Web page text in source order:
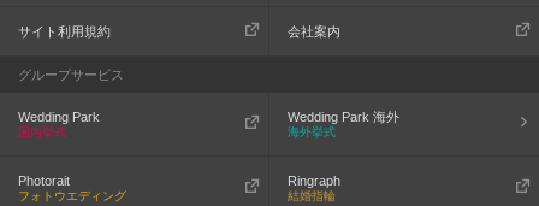
サイト利用規約 会社案内
グループサービス
Wedding Park
国内挙式
Wedding Park 海外
海外挙式
Photorait
フォトウエディング
Ringraph
結婚指輪